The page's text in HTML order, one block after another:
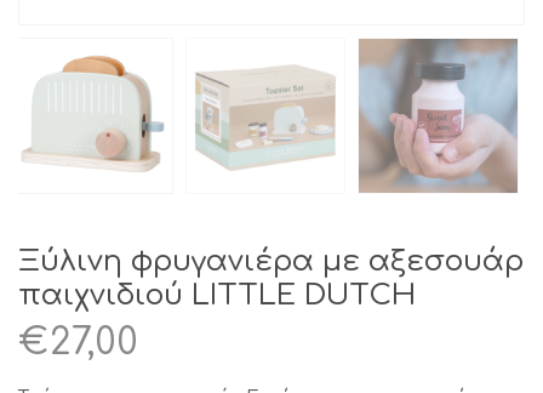
Ξύλινη φρυγανιέρα με αξεσουάρ
παιχνιδιού LITTLE DUTCH
€27,00